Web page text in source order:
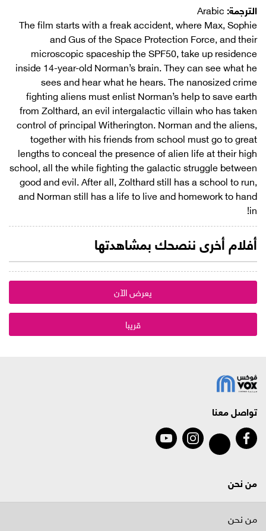
الترجمة:
The film starts with a freak accident, where Max, Sophie
and Gus of the Space Protection Force, and their
microscopic spaceship the SPF50, take up residence
inside 14-year-old Norman’s brain. They can see what he
sees and hear what he hears. The nanosized crime
fighting aliens must enlist Norman’s help to save earth
from Zolthard, an evil intergalactic villain who has taken
control of principal Witherington. Norman and the aliens,
together with his friends from school must go to great
lengths to conceal the presence of alien life at their high
school, all the while fighting the galactic struggle between
good and evil. After all, Zolthard still has a school to run,
and Norman still has a life to live and homework to hand
in!
أفلام أخرى ننصحك بمشاهدتها
يعرض الآن
قريبا
تواصل معنا
من نحن
من نحن